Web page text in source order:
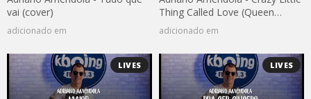
vai (cover)
adicionado em
Thing Called Love (Queen
cover)
adicionado em
LIVES LIVES